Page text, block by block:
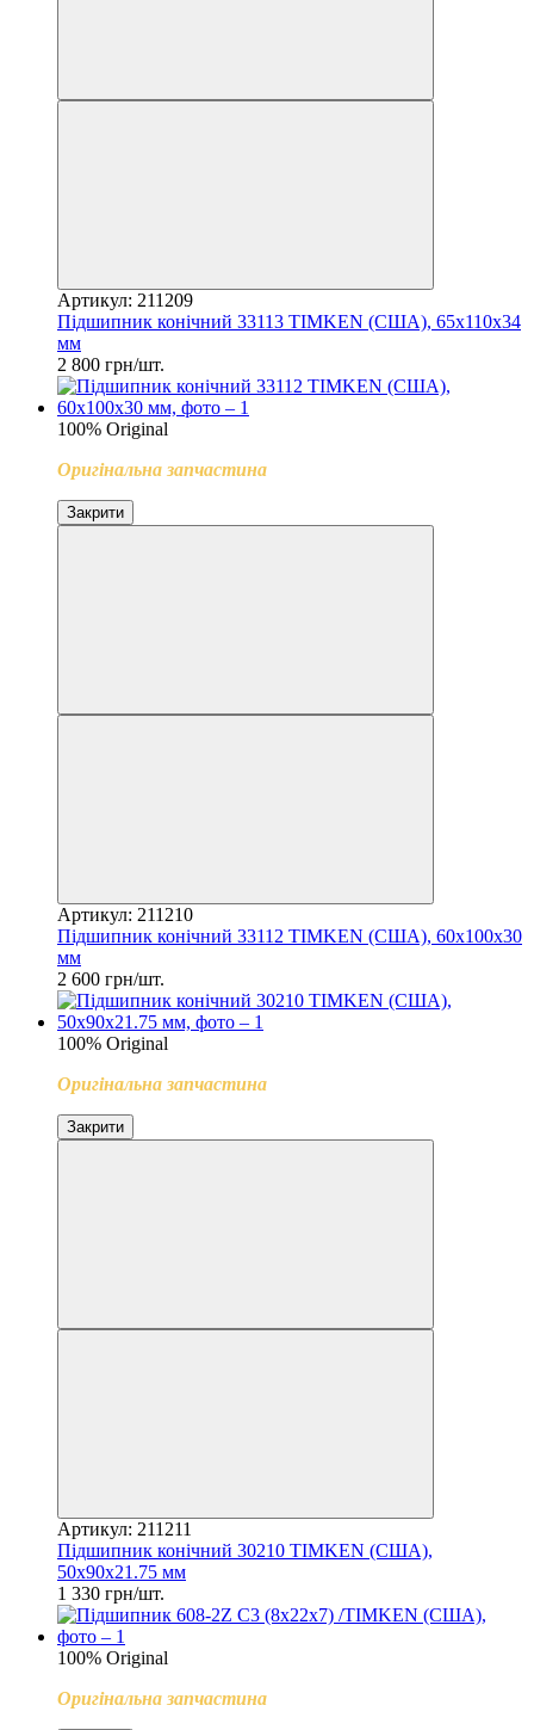
Артикул: 211209
Підшипник конічний 33113 TIMKEN (США), 65x110x34
мм
2 800 грн/шт.
100% Original
Оригінальна запчастина
Закрити
Артикул: 211210
Підшипник конічний 33112 TIMKEN (США), 60x100x30
мм
2 600 грн/шт.
100% Original
Оригінальна запчастина
Закрити
Артикул: 211211
Підшипник конічний 30210 TIMKEN (США),
50x90x21.75 мм
1 330 грн/шт.
100% Original
Оригінальна запчастина